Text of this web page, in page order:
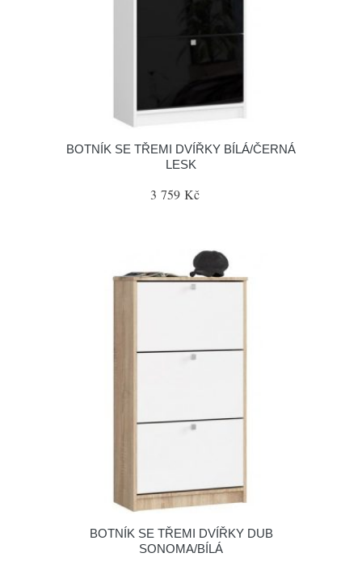
BOTNÍK SE TŘEMI DVÍŘKY BÍLÁ/ČERNÁ
LESK
3 759 Kč
BOTNÍK SE TŘEMI DVÍŘKY DUB
SONOMA/BÍLÁ